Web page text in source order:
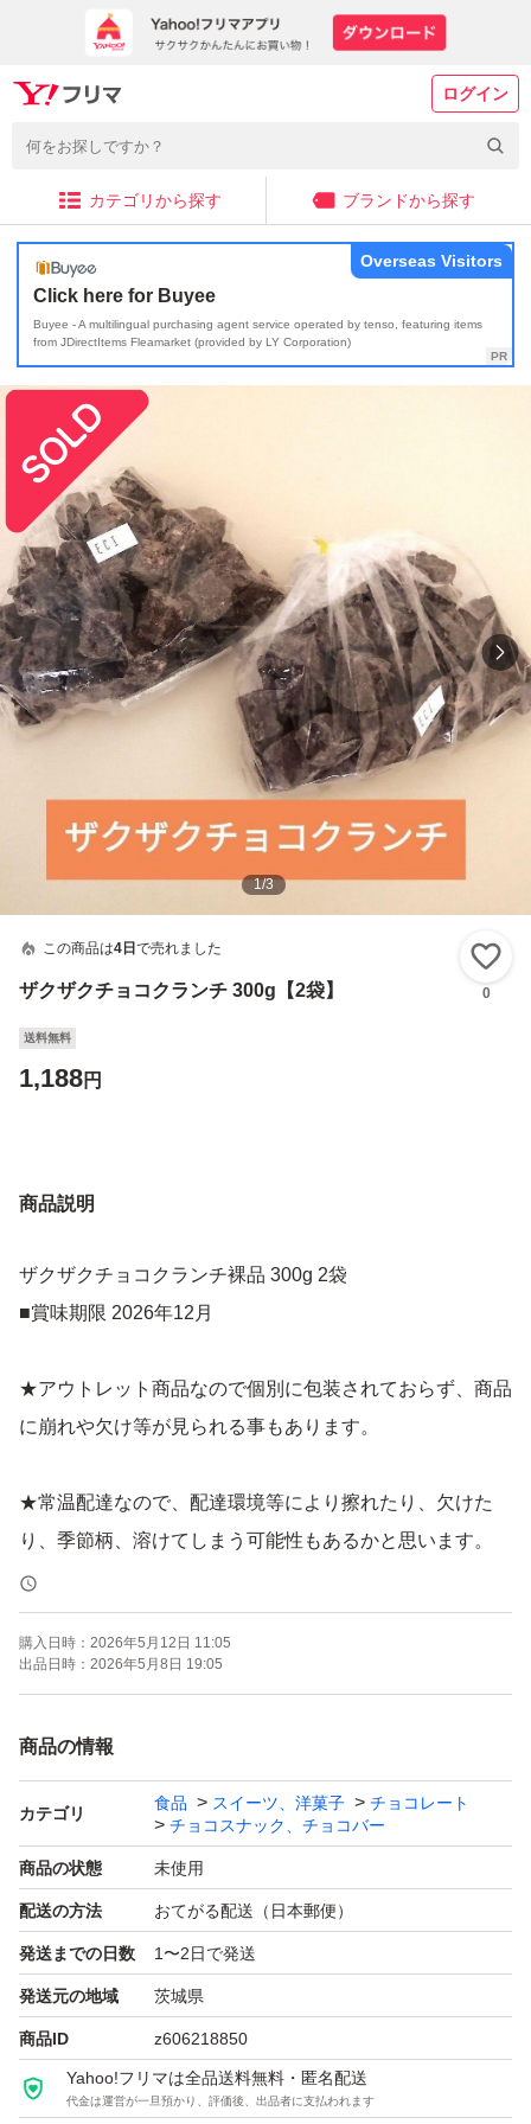
ログイン
カテゴリから探す ブランドから探す
Click here for Buyee
Buyee - A multilingual purchasing agent service operated by tenso, featuring items
from JDirectItems Fleamarket (provided by LY Corporation)
Overseas Visitors
1/3
この商品は4日 で売れました
ザクザクチョコクランチ 300g【2袋】 0
送料無料
1,188円
商品説明
ザクザクチョコクランチ裸品 300g 2袋
■賞味期限 2026年12月
★アウトレット商品なので個別に包装されておらず、商品
に崩れや欠け等が見られる事もあります。
★常温配達なので、配達環境等により擦れたり、欠けた
り、季節柄、溶けてしまう可能性もあるかと思います。
その旨ご了承ください。
★ゆうパケットポストにて、食品衛生法適合の食品保存袋
に入れ、衛生面及び気温の影響を最小限に抑えることを考
まが指定した郵便局・ローソン・ミニストップ・はこぽす
で商品を受取ることもできますので、ご不在時の心配もな
く、ご自身のタイミングで、お好きな時間にお好きな場所
での受け取りができます。
★お手元に届きましたら、お早めにご開封ください。
詳細は写真にてご確認いただき、ご了承いただけました
ら、ご購入よろしくお願いいたします。
購入日時： 2026年5月12日 11:05
出品日時： 2026年5月8日 19:05
商品の情報
カテゴリ
食品 スイーツ、洋菓子
チョコレート
チョコスナック、チョコバー
商品の状態 未使用
配送の方法 おてがる配送（日本郵便）
発送までの日数 1〜2日で発送
発送元の地域 茨城県
商品ID z606218850
Yahoo!フリマは全品送料無料・匿名配送
代金は運営が一旦預かり、評価後、出品者に支払われます